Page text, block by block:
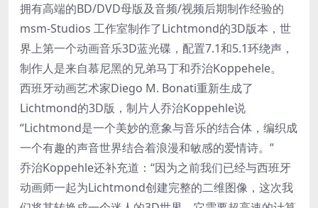
拥有高端的BD/DVD母版及音频/视频后期制作经验的
msm-Studios 工作室制作了Lichtmond的3D版本，世
界上第一个动画音乐3D蓝光碟，配置7.1和5.1环绕声，
制作人是来自慕尼黑的兄弟马丁和乔治Koppehele。
西班牙动画艺术家Diego M. Bonati重新生成了
Lichtmond的3D版，制片人乔治Koppehle说
“Lichtmond是一个美妙的意象与音乐的结合体，编织成
一个有趣的声音世界结合着浪漫和敏感的爱情诗。”
乔治Koppehle还补充道：“因为之前我们已经与西班牙
动画师一起为Lichtmond创建完整的二维图像，这次我